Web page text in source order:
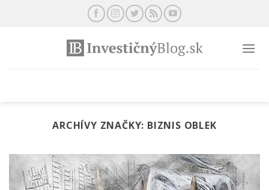
ARCHÍVY ZNAČKY: BIZNIS OBLEK